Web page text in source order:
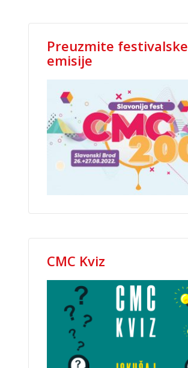
Preuzmite festivalske
emisije
CMC Kviz